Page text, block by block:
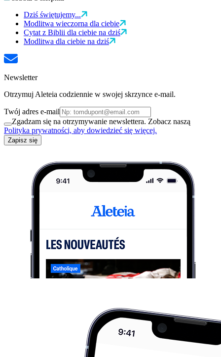
Dziś świętujemy...
Modlitwa wieczorna dla ciebie
Cytat z Biblii dla ciebie na dziś
Modlitwa dla ciebie na dziś
Newsletter
Otrzymuj Aleteia codziennie w swojej skrzynce e-mail.
Twój adres e-mail
Zgadzam się na otrzymywanie newslettera. Zobacz naszą
Polityka prywatności, aby dowiedzieć się więcej.
Zapisz się